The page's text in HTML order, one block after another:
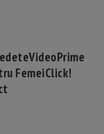
VideoPrime
FemeiClick!